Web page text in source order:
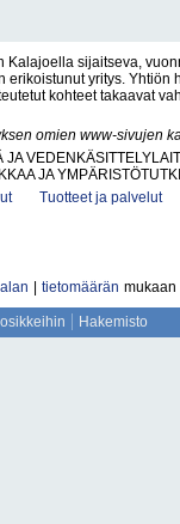
Kalajoella sijaitseva,
erikoistunut yritys. Yhtiön
kohteet takaavat
omien www-sivujen
JA
JA
Tuotteet ja palvelut
tietomäärän mukaan
Hakemisto